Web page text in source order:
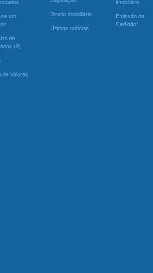
um
de
(2)
de Valores
Direito Imobiliário
Últimas notícias
imobiliário
Emissão de
Certidão*